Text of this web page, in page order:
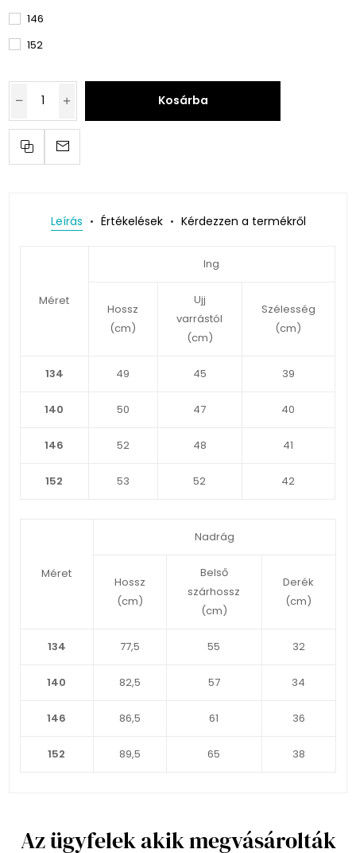
146
152
Kosárba
Leírás Értékelések Kérdezzen a termékről
Méret
Ing
Hossz
(cm)
Ujj
varrástól
(cm)
Szélesség
(cm)
134 49 45 39
140 50 47 40
146 52 48 41
152 53 52 42
Méret
Nadrág
Hossz
(cm)
Belső
szárhossz
(cm)
Derék
(cm)
134 77,5 55 32
140 82,5 57 34
146 86,5 61 36
152 89,5 65 38
Az ügyfelek akik megvásárolták